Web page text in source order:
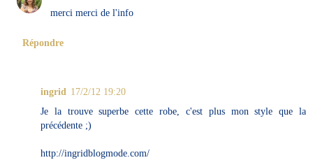
merci merci de l'info
Répondre
ingrid 17/2/12 19:20
Je la trouve superbe cette robe, c'est plus mon style que la
précédente ;)
http://ingridblogmode.com/